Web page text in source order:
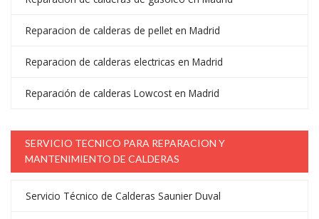
Reparacion de calderas de pellet en Madrid
Reparacion de calderas electricas en Madrid
Reparación de calderas Lowcost en Madrid
SERVICIO TECNICO PARA REPARACION Y
MANTENIMIENTO DE CALDERAS
Servicio Técnico de Calderas Saunier Duval